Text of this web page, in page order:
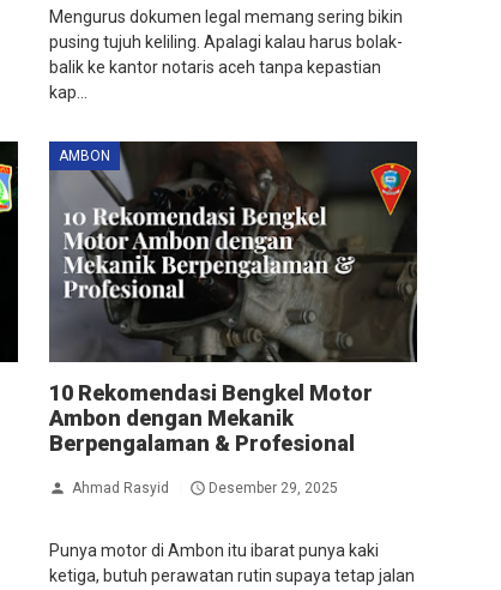
Mengurus dokumen legal memang sering bikin
pusing tujuh keliling. Apalagi kalau harus bolak-
balik ke kantor notaris aceh tanpa kepastian
kap...
AMBON
10 Rekomendasi Bengkel Motor
Ambon dengan Mekanik
Berpengalaman & Profesional
Ahmad Rasyid Desember 29, 2025
Punya motor di Ambon itu ibarat punya kaki
ketiga, butuh perawatan rutin supaya tetap jalan